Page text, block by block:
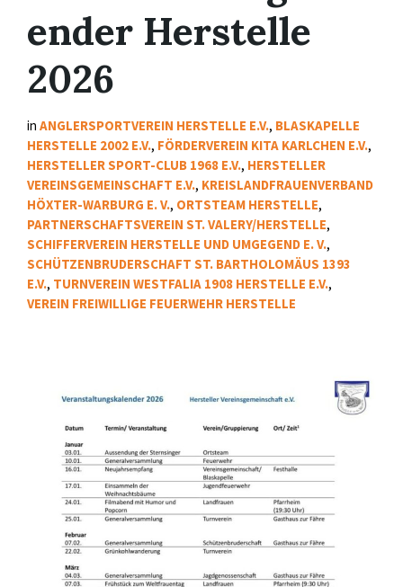
ender Herstelle
2026
in ANGLERSPORTVEREIN HERSTELLE E.V., BLASKAPELLE
HERSTELLE 2002 E.V., FÖRDERVEREIN KITA KARLCHEN E.V.,
HERSTELLER SPORT-CLUB 1968 E.V., HERSTELLER
VEREINSGEMEINSCHAFT E.V., KREISLANDFRAUENVERBAND
HÖXTER-WARBURG E. V., ORTSTEAM HERSTELLE,
PARTNERSCHAFTSVEREIN ST. VALERY/HERSTELLE,
SCHIFFERVEREIN HERSTELLE UND UMGEGEND E. V.,
SCHÜTZENBRUDERSCHAFT ST. BARTHOLOMÄUS 1393
E.V., TURNVEREIN WESTFALIA 1908 HERSTELLE E.V.,
VEREIN FREIWILLIGE FEUERWEHR HERSTELLE